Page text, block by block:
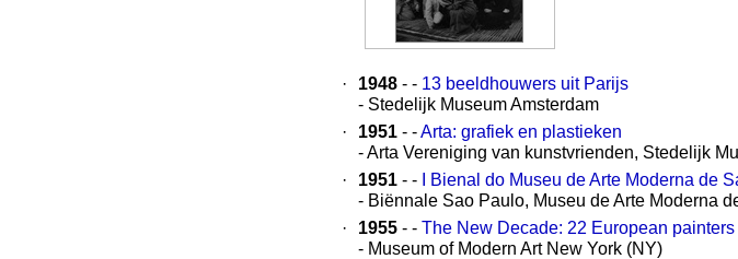
· 1948- - 13 beeldhouwers uit Parijs
- Stedelijk Museum Amsterdam
·
1951- -Arta: grafiek en plastieken
- Arta Vereniging van kunstvrienden, Stedelijk
·
1951- -
I Bienal do Museu de Arte Moderna de
- Biënnale Sao Paulo, Museu de Arte Moderna
·
1955- - The New Decade: 22 European
- Museum of Modern Art New York (NY)